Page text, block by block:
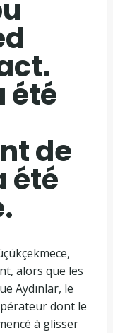
été
de
été
alors que les
Aydınlar, le
dont le
à glisser